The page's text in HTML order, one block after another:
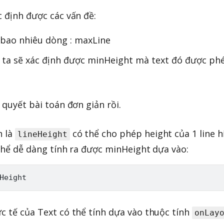
được các vấn đề:
nhiêu dòng : maxLine
ta sẽ xác định được minHeight mà text đó được
bài toán đơn giản rồi.
là lineHeight
có thể cho phép height của 1 line
dễ dàng tính ra được minHeight dựa vào:
tế của Text có thể tính dựa vào thuộc tính